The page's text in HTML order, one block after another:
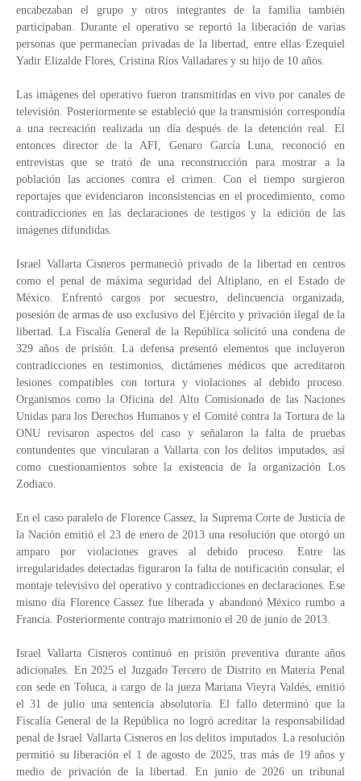
encabezaban el grupo y otros integrantes de la familia también
participaban. Durante el operativo se reportó la liberación de varias
personas que permanecían privadas de la libertad, entre ellas Ezequiel
Yadir Elizalde Flores, Cristina Ríos Valladares y su hijo de 10 años.
Las imágenes del operativo fueron transmitidas en vivo por canales de
televisión. Posteriormente se estableció que la transmisión correspondía
a una recreación realizada un día después de la detención real. El
entonces director de la AFI, Genaro García Luna, reconoció en
entrevistas que se trató de una reconstrucción para mostrar a la
población las acciones contra el crimen. Con el tiempo surgieron
reportajes que evidenciaron inconsistencias en el procedimiento, como
contradicciones en las declaraciones de testigos y la edición de las
imágenes difundidas.
Israel Vallarta Cisneros permaneció privado de la libertad en centros
como el penal de máxima seguridad del Altiplano, en el Estado de
México. Enfrentó cargos por secuestro, delincuencia organizada,
posesión de armas de uso exclusivo del Ejército y privación ilegal de la
libertad. La Fiscalía General de la República solicitó una condena de
329 años de prisión. La defensa presentó elementos que incluyeron
contradicciones en testimonios, dictámenes médicos que acreditaron
lesiones compatibles con tortura y violaciones al debido proceso.
Organismos como la Oficina del Alto Comisionado de las Naciones
Unidas para los Derechos Humanos y el Comité contra la Tortura de la
ONU revisaron aspectos del caso y señalaron la falta de pruebas
contundentes que vincularan a Vallarta con los delitos imputados, así
como cuestionamientos sobre la existencia de la organización Los
Zodiaco.
En el caso paralelo de Florence Cassez, la Suprema Corte de Justicia de
la Nación emitió el 23 de enero de 2013 una resolución que otorgó un
amparo por violaciones graves al debido proceso. Entre las
irregularidades detectadas figuraron la falta de notificación consular, el
montaje televisivo del operativo y contradicciones en declaraciones. Ese
mismo día Florence Cassez fue liberada y abandonó México rumbo a
Francia. Posteriormente contrajo matrimonio el 20 de junio de 2013.
Israel Vallarta Cisneros continuó en prisión preventiva durante años
adicionales. En 2025 el Juzgado Tercero de Distrito en Materia Penal
con sede en Toluca, a cargo de la jueza Mariana Vieyra Valdés, emitió
el 31 de julio una sentencia absolutoria. El fallo determinó que la
Fiscalía General de la República no logró acreditar la responsabilidad
penal de Israel Vallarta Cisneros en los delitos imputados. La resolución
permitió su liberación el 1 de agosto de 2025, tras más de 19 años y
medio de privación de la libertad. En junio de 2026 un tribunal